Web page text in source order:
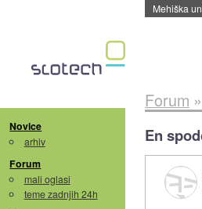
Evropska
Novice
arhiv
Forum
mali oglasi
teme zadnjih 24h
Forum »
En